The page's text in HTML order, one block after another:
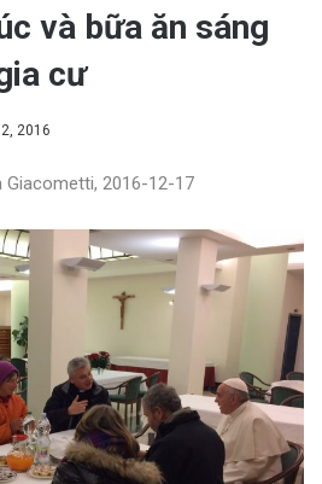
và bữa ăn sáng
cư
2016
2016-12-17